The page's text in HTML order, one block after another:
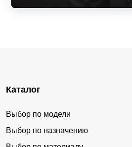
Каталог
Выбор по модели
Выбор по назначению